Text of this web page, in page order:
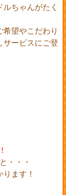
ちゃんがたく
望やこだわり
ービスにご登
・・・
ます！